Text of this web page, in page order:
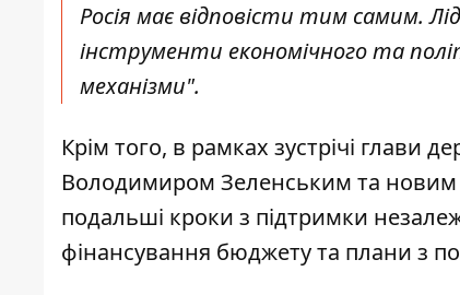
Росія має відповісти тим самим.
інструменти економічного та
механізми".
Крім того, в рамках зустрічі глави
Володимиром Зеленським та
подальші кроки з підтримки
фінансування бюджету та плани з